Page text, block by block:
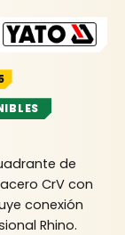
de
CrV con
conexión
Rhino.